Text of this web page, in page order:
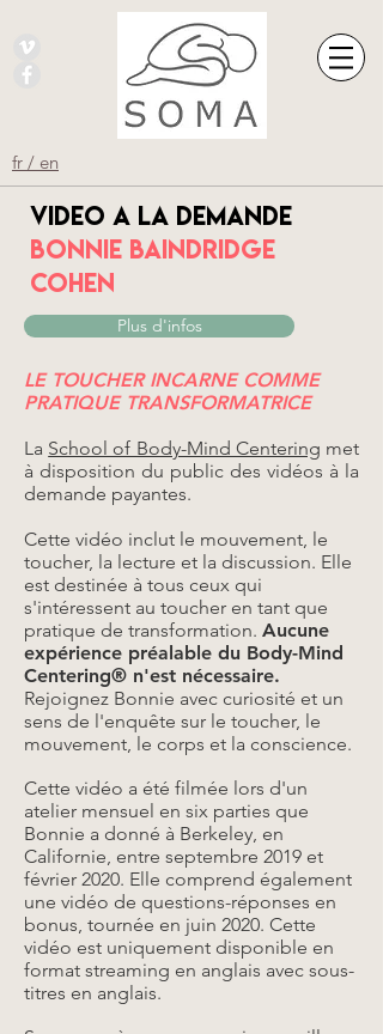
fr / en
Video a la demande
Bonnie Baindridge
cohen
Plus d'infos
LE TOUCHER INCARNE COMME
PRATIQUE TRANSFORMATRICE
La School of Body-Mind Centering met
à disposition du public des vidéos à la
demande payantes.
Cette vidéo inclut le mouvement, le
toucher, la lecture et la discussion. Elle
est destinée à tous ceux qui
s'intéressent au toucher en tant que
pratique de transformation. Aucune
expérience préalable du Body-Mind
Centering® n'est nécessaire.
Rejoignez Bonnie avec curiosité et un
sens de l'enquête sur le toucher, le
mouvement, le corps et la conscience.
Cette vidéo a été filmée lors d'un
atelier mensuel en six parties que
Bonnie a donné à Berkeley, en
Californie, entre septembre 2019 et
février 2020. Elle comprend également
une vidéo de questions-réponses en
bonus, tournée en juin 2020. Cette
vidéo est uniquement disponible en
format streaming en anglais avec sous-
titres en anglais.